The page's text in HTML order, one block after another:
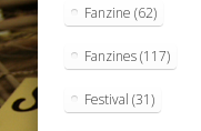
Fanzine (62)
Fanzines(117)
Festival (31)